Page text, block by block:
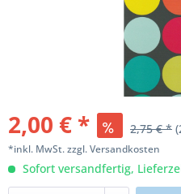
2,00 € * 2,75 € *
*inkl. MwSt.zzgl. Versandkosten
Sofort versandfertig,